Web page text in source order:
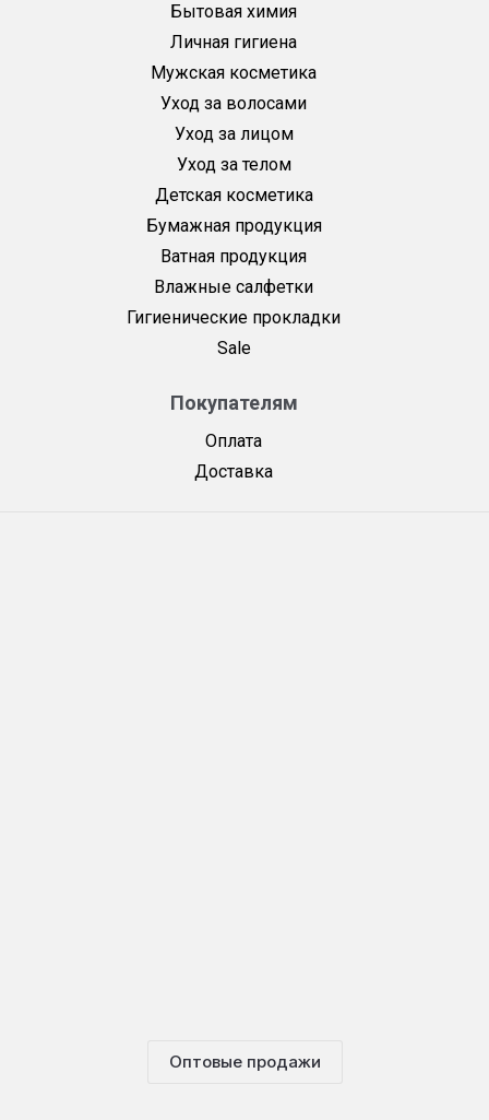
Бытовая химия
Личная гигиена
Мужская косметика
Уход за волосами
Уход за лицом
Уход за телом
Детская косметика
Бумажная продукция
Ватная продукция
Влажные салфетки
Гигиенические прокладки
Sale
Покупателям
Оплата
Доставка
Оптовые продажи